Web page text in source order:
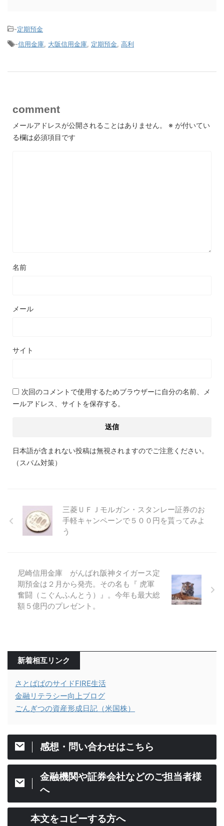
-定期預金
-信用金庫, 大阪信用金庫, 定期預金, 高利
comment
メールアドレスが公開されることはありません。 ※ が付いてい
る欄は必須項目です
名前
メール
サイト
次回のコメントで使用するためブラウザーに自分の名前、メ
ールアドレス、サイトを保存する。
日本語が含まれない投稿は無視されますのでご注意ください。
（スパム対策）
三菱ＵＦＪモルガン・スタンレー証券のお
手軽キャンペーンで５００円を貰ってみよ
う
尼崎信用金庫 がんばれ阪神タイガース定
期預金は２月から発売。その名も『 虎軍
奮闘（こぐんふんとう）』。今年も最大総
額５億円のプレゼント。
新着相互リンク
さとぱぱのサイドFIRE生活
金融リテラシー向上ブログ
ごんぎつの資産形成日記（米国株）
感想・問い合わせはこちら
金融機関や証券会社などのご担当者様
へ
本文をコピーする方へ